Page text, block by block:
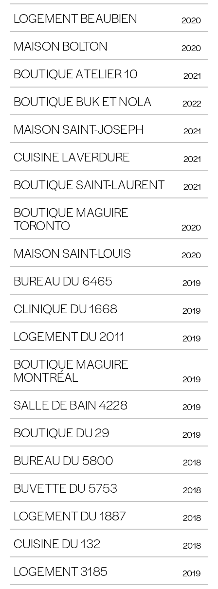
LOGEMENT BEAUBIEN 2020
MAISON BOLTON 2020
BOUTIQUE ATELIER 10 2021
BOUTIQUE BUK ET NOLA 2022
MAISON SAINT-JOSEPH 2021
CUISINE LAVERDURE 2021
BOUTIQUE SAINT-LAURENT 2021
BOUTIQUE MAGUIRE
TORONTO 2020
MAISON SAINT-LOUIS 2020
BUREAU DU 6465 2019
CLINIQUE DU 1668 2019
LOGEMENT DU 2011 2019
BOUTIQUE MAGUIRE
MONTRÉAL 2019
SALLE DE BAIN 4228 2019
BOUTIQUE DU 29 2019
BUREAU DU 5800 2018
BUVETTE DU 5753 2018
LOGEMENT DU 1887 2018
CUISINE DU 132 2018
LOGEMENT 3185 2019